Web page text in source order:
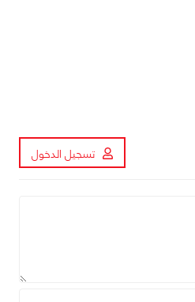
تسجيل الدخول